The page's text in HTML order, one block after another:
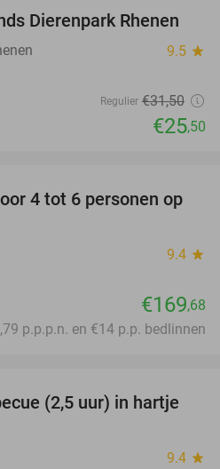
19%
Dierenpark Rhenen
9.5 star
Regulier €31,50
€25,50
4 tot 6 personen op
9.4 star
€169,68
p.p.p.n. en €14 p.p. bedlinnen
25%
(2,5 uur) in hartje
9.4 star